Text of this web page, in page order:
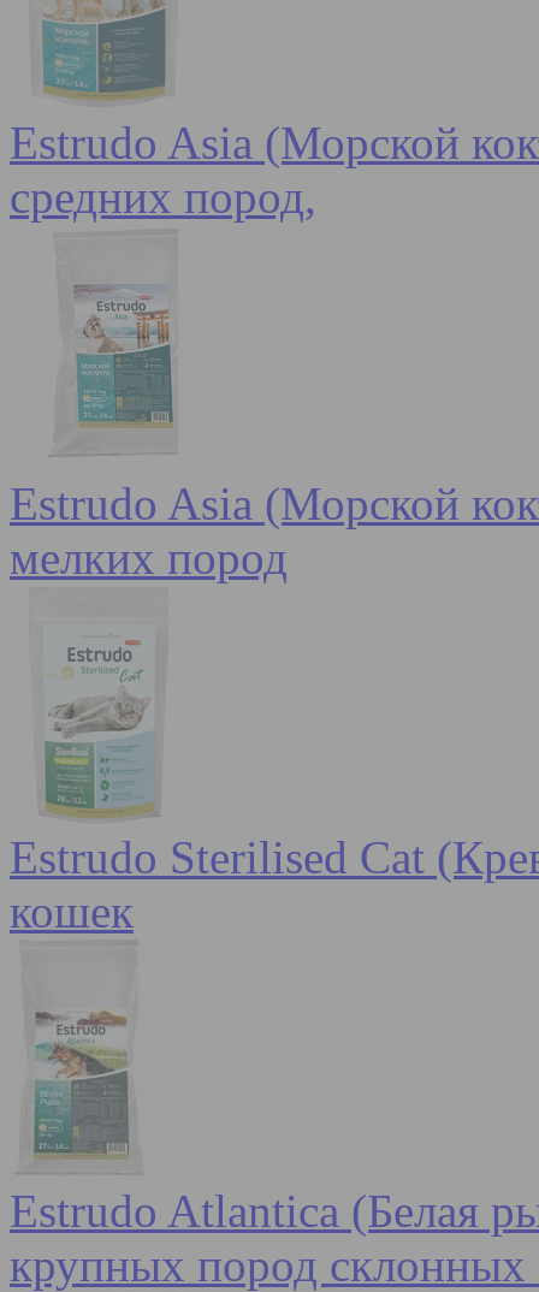
Estrudo Asia (Морской
средних пород,
Estrudo Asia (Морской
мелких пород
Estrudo Sterilised Cat
кошек
Estrudo Atlantica (Белая
крупных пород склонных